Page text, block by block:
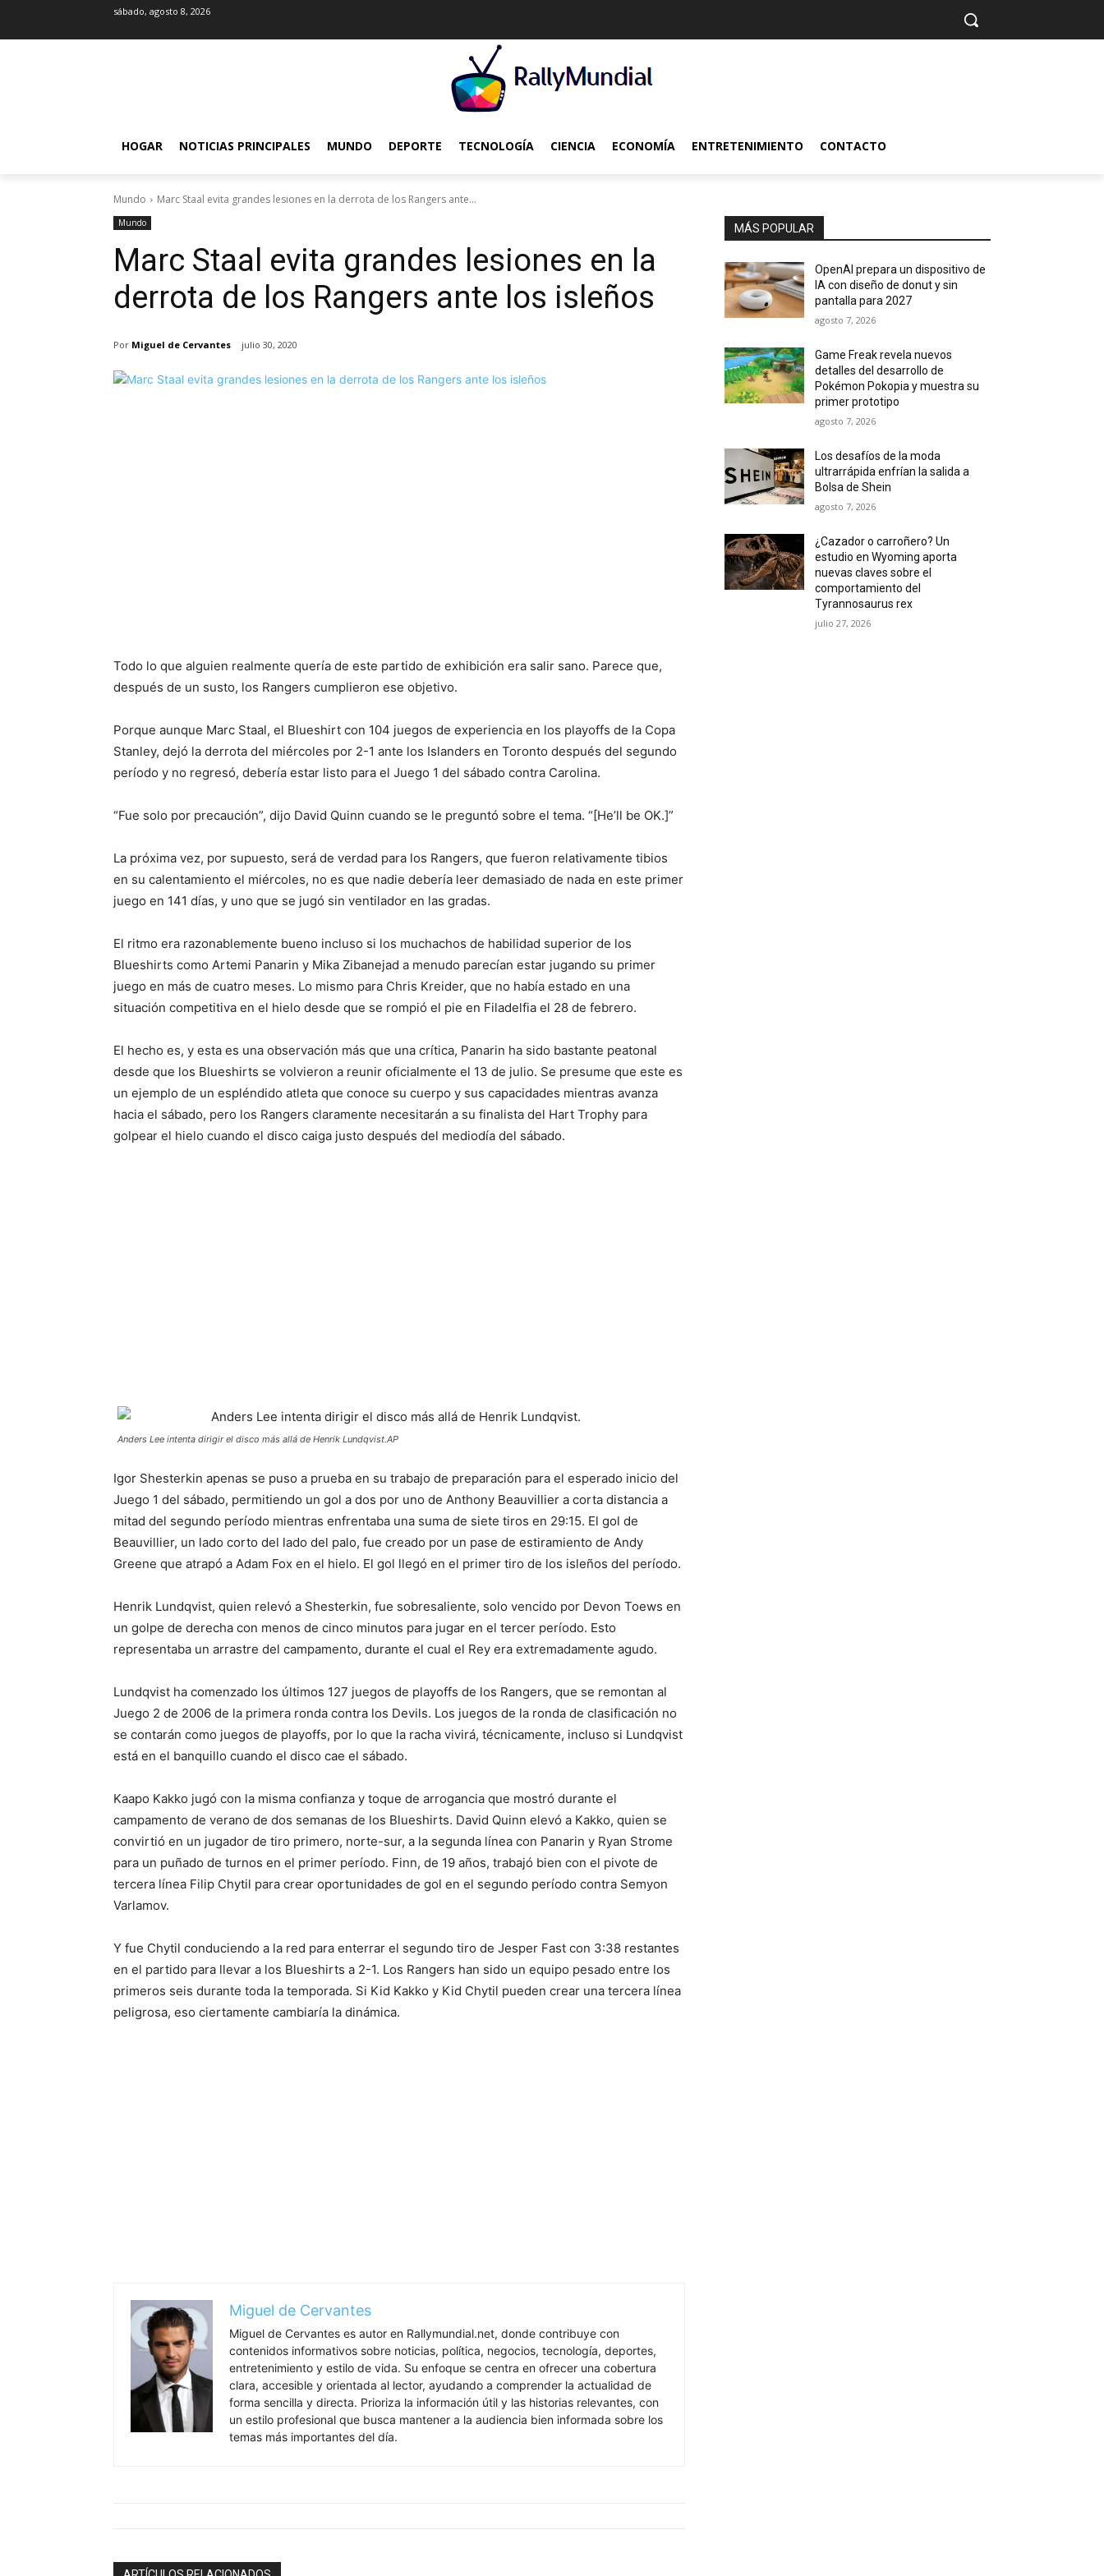
sábado, agosto 8, 2026
HOGAR NOTICIAS PRINCIPALES MUNDO DEPORTE TECNOLOGÍA CIENCIA ECONOMÍA ENTRETENIMIENTO CONTACTO
Mundo Marc Staal evita grandes lesiones en la derrota de los Rangers ante...
Mundo
Marc Staal evita grandes lesiones en la
derrota de los Rangers ante los isleños
Por Miguel de Cervantes julio 30, 2020
Todo lo que alguien realmente quería de este partido de exhibición era salir sano. Parece que,
después de un susto, los Rangers cumplieron ese objetivo.
Porque aunque Marc Staal, el Blueshirt con 104 juegos de experiencia en los playoffs de la Copa
Stanley, dejó la derrota del miércoles por 2-1 ante los Islanders en Toronto después del segundo
período y no regresó, debería estar listo para el Juego 1 del sábado contra Carolina.
“Fue solo por precaución”, dijo David Quinn cuando se le preguntó sobre el tema. “[He’ll be OK.]”
La próxima vez, por supuesto, será de verdad para los Rangers, que fueron relativamente tibios
en su calentamiento el miércoles, no es que nadie debería leer demasiado de nada en este primer
juego en 141 días, y uno que se jugó sin ventilador en las gradas.
El ritmo era razonablemente bueno incluso si los muchachos de habilidad superior de los
Blueshirts como Artemi Panarin y Mika Zibanejad a menudo parecían estar jugando su primer
juego en más de cuatro meses. Lo mismo para Chris Kreider, que no había estado en una
situación competitiva en el hielo desde que se rompió el pie en Filadelfia el 28 de febrero.
El hecho es, y esta es una observación más que una crítica, Panarin ha sido bastante peatonal
desde que los Blueshirts se volvieron a reunir oficialmente el 13 de julio. Se presume que este es
un ejemplo de un espléndido atleta que conoce su cuerpo y sus capacidades mientras avanza
hacia el sábado, pero los Rangers claramente necesitarán a su finalista del Hart Trophy para
golpear el hielo cuando el disco caiga justo después del mediodía del sábado.
Anders Lee intenta dirigir el disco más allá de Henrik Lundqvist.AP
Igor Shesterkin apenas se puso a prueba en su trabajo de preparación para el esperado inicio del
Juego 1 del sábado, permitiendo un gol a dos por uno de Anthony Beauvillier a corta distancia a
mitad del segundo período mientras enfrentaba una suma de siete tiros en 29:15. El gol de
Beauvillier, un lado corto del lado del palo, fue creado por un pase de estiramiento de Andy
Greene que atrapó a Adam Fox en el hielo. El gol llegó en el primer tiro de los isleños del período.
Henrik Lundqvist, quien relevó a Shesterkin, fue sobresaliente, solo vencido por Devon Toews en
un golpe de derecha con menos de cinco minutos para jugar en el tercer período. Esto
representaba un arrastre del campamento, durante el cual el Rey era extremadamente agudo.
Lundqvist ha comenzado los últimos 127 juegos de playoffs de los Rangers, que se remontan al
Juego 2 de 2006 de la primera ronda contra los Devils. Los juegos de la ronda de clasificación no
se contarán como juegos de playoffs, por lo que la racha vivirá, técnicamente, incluso si Lundqvist
está en el banquillo cuando el disco cae el sábado.
Kaapo Kakko jugó con la misma confianza y toque de arrogancia que mostró durante el
campamento de verano de dos semanas de los Blueshirts. David Quinn elevó a Kakko, quien se
convirtió en un jugador de tiro primero, norte-sur, a la segunda línea con Panarin y Ryan Strome
para un puñado de turnos en el primer período. Finn, de 19 años, trabajó bien con el pivote de
tercera línea Filip Chytil para crear oportunidades de gol en el segundo período contra Semyon
Varlamov.
Y fue Chytil conduciendo a la red para enterrar el segundo tiro de Jesper Fast con 3:38 restantes
en el partido para llevar a los Blueshirts a 2-1. Los Rangers han sido un equipo pesado entre los
primeros seis durante toda la temporada. Si Kid Kakko y Kid Chytil pueden crear una tercera línea
peligrosa, eso ciertamente cambiaría la dinámica.
Miguel de Cervantes
Miguel de Cervantes es autor en Rallymundial.net, donde contribuye con
contenidos informativos sobre noticias, política, negocios, tecnología, deportes,
entretenimiento y estilo de vida. Su enfoque se centra en ofrecer una cobertura
clara, accesible y orientada al lector, ayudando a comprender la actualidad de
forma sencilla y directa. Prioriza la información útil y las historias relevantes, con
un estilo profesional que busca mantener a la audiencia bien informada sobre los
temas más importantes del día.
MÁS POPULAR
OpenAI prepara un dispositivo de
IA con diseño de donut y sin
pantalla para 2027
agosto 7, 2026
Game Freak revela nuevos
detalles del desarrollo de
Pokémon Pokopia y muestra su
primer prototipo
agosto 7, 2026
Los desafíos de la moda
ultrarrápida enfrían la salida a
Bolsa de Shein
agosto 7, 2026
¿Cazador o carroñero? Un
estudio en Wyoming aporta
nuevas claves sobre el
comportamiento del
Tyrannosaurus rex
julio 27, 2026